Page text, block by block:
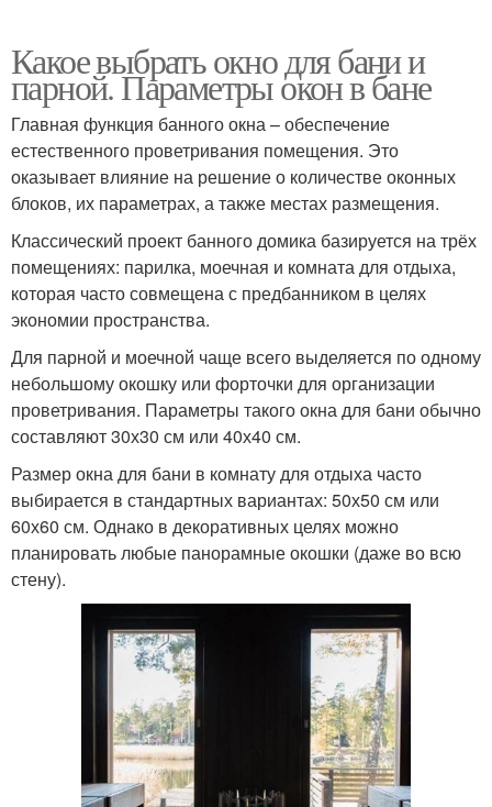
Какое выбрать окно для бани и
парной. Параметры окон в бане
Главная функция банного окна – обеспечение
естественного проветривания помещения. Это
оказывает влияние на решение о количестве оконных
блоков, их параметрах, а также местах размещения.
Классический проект банного домика базируется на трёх
помещениях: парилка, моечная и комната для отдыха,
которая часто совмещена с предбанником в целях
экономии пространства.
Для парной и моечной чаще всего выделяется по одному
небольшому окошку или форточки для организации
проветривания. Параметры такого окна для бани обычно
составляют 30х30 см или 40х40 см.
Размер окна для бани в комнату для отдыха часто
выбирается в стандартных вариантах: 50х50 см или
60х60 см. Однако в декоративных целях можно
планировать любые панорамные окошки (даже во всю
стену).